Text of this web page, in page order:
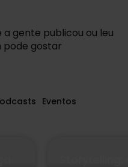
gente publicou ou leu
gostar
Eventos